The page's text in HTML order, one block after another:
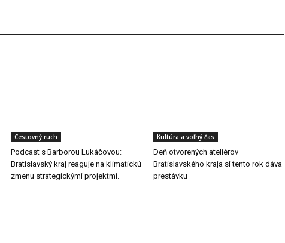
Cestovný ruch
Podcast s Barborou Lukáčovou:
Bratislavský kraj reaguje na klimatickú
zmenu strategickými projektmi.
Kultúra a voľný čas
Deň otvorených ateliérov
Bratislavského kraja si tento rok dáva
prestávku